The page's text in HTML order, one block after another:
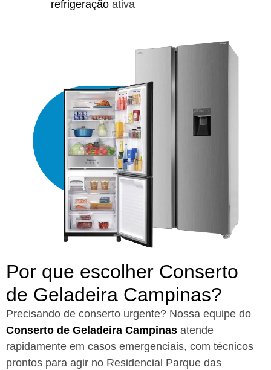
refrigeração ativa
Por que escolher Conserto
de Geladeira Campinas?​
Precisando de conserto urgente? Nossa equipe do
Conserto de Geladeira Campinas atende
rapidamente em casos emergenciais, com técnicos
prontos para agir no Residencial Parque das